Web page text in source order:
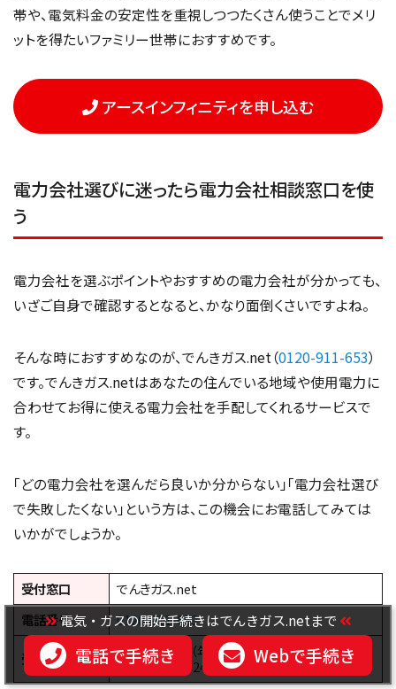
帯や、電気料金の安定性を重視しつつたくさん使うことでメリ
ットを得たいファミリー世帯におすすめです。
アースインフィニティを申し込む
電力会社選びに迷ったら電力会社相談窓口を使
う
電力会社を選ぶポイントやおすすめの電力会社が分かっても、
いざご自身で確認するとなると、かなり面倒くさいですよね。
そんな時におすすめなのが、でんきガス.net（0120-911-653）
です。でんきガス.netはあなたの住んでいる地域や使用電力に
合わせてお得に使える電力会社を手配してくれるサービスで
す。
「どの電力会社を選んだら良いか分からない」「電力会社選び
で失敗したくない」という方は、この機会にお電話してみては
いかがでしょうか。
受付窓口
でんきガス.net
電話番号
0120-911-653
受付時間
8：00～20：45（年末年始を除く）
※ Web受付 は24時間受付
電気・ガスの開始手続きはでんきガス.netまで
電話で手続き Webで手続き